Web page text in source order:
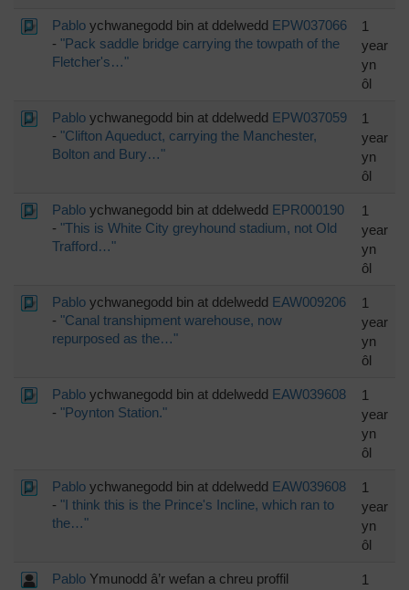
Pablo ychwanegodd bin at ddelwedd EPW037066
- "Pack saddle bridge carrying the towpath of the
Fletcher's…"
1
year
yn
ôl
Pablo ychwanegodd bin at ddelwedd EPW037059
- "Clifton Aqueduct, carrying the Manchester,
Bolton and Bury…"
1
year
yn
ôl
Pablo ychwanegodd bin at ddelwedd EPR000190
- "This is White City greyhound stadium, not Old
Trafford…"
1
year
yn
ôl
Pablo ychwanegodd bin at ddelwedd EAW009206
- "Canal transhipment warehouse, now
repurposed as the…"
1
year
yn
ôl
Pablo ychwanegodd bin at ddelwedd EAW039608
- "Poynton Station."
1
year
yn
ôl
Pablo ychwanegodd bin at ddelwedd EAW039608
- "I think this is the Prince's Incline, which ran to
the…"
1
year
yn
ôl
Pablo Ymunodd â’r wefan a chreu proffil
1